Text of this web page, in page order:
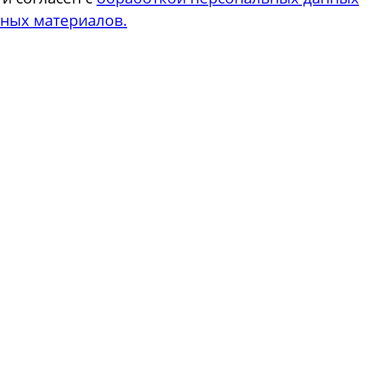
материалов.